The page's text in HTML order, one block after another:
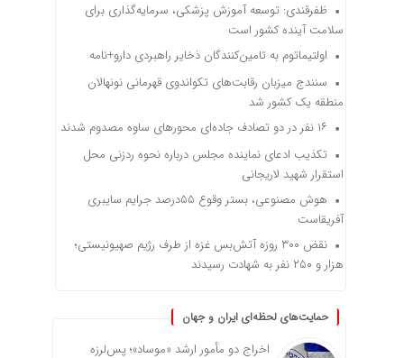
ظفرقندی: توسعه آموزش پزشکی، سرمایه‌گذاری برای
سلامت آینده کشور است
اولتیماتوم به تامین‌کنندگان ذخایر راهبردی دارو+نامه
سنندج میزبان رقابت‌های تکواندوی قهرمانی نونهالان
منطقه یک کشور شد
۱۶ نفر در دو تصادف جاده‌ای محورهای ساوه مصدوم شدند
تکذیب ادعای نماینده مجلس درباره نحوه ردزنی محل
استقرار شهید لاریجانی
هوش مصنوعی، بستر وقوع 55درصد جرایم سایبری
آفریقاست
نقض ۳۰۰ روزه آتش‌بس غزه از طرف رژیم صهیونیستی؛
هزار و ۲۵۰ نفر به شهادت رسیدند
حمایت‌های لحظه‌ای ایران و جهان
اخراج دو مأمور ارشد «موساد»؛ پس‌لرزه